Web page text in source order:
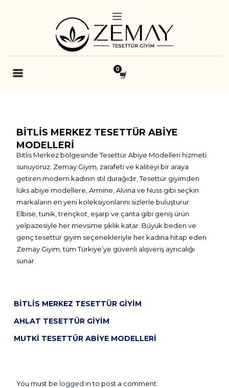
BITLIS MERKEZ TESETTÜR ABIYE
MODELLERI
Bitlis Merkez bölgesinde Tesettür Abiye Modelleri hizmeti
sunuyoruz. Zemay Giyim, zarafeti ve kaliteyi bir araya
getiren modern kadının stil durağıdır. Tesettür giyimden
lüks abiye modellere, Armine, Alvina ve Nuss gibi seçkin
markaların en yeni koleksiyonlarını sizlerle buluşturur.
Elbise, tunik, trençkot, eşarp ve çanta gibi geniş ürün
yelpazesiyle her mevsime şıklık katar. Büyük beden ve
genç tesettür giyim seçenekleriyle her kadına hitap eden
Zemay Giyim, tüm Türkiye’ye güvenli alışveriş ayrıcalığı
sunar.
BITLIS MERKEZ TESETTÜR GIYIM
AHLAT TESETTÜR GIYIM
MUTKI TESETTÜR ABIYE MODELLERI
You must be logged into post a comment.